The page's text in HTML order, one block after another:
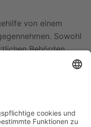
von einem
Sowohl
Behörden
oder dreifach
Mit den anderen